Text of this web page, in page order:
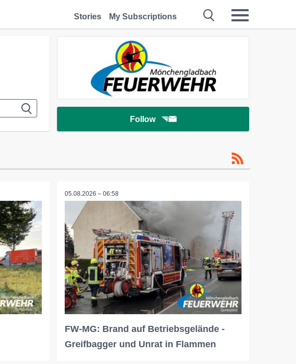
Stories My Subscriptions
Follow
05.08.2026 – 06:58
FW-MG: Brand auf Betriebsgelände -
Greifbagger und Unrat in Flammen